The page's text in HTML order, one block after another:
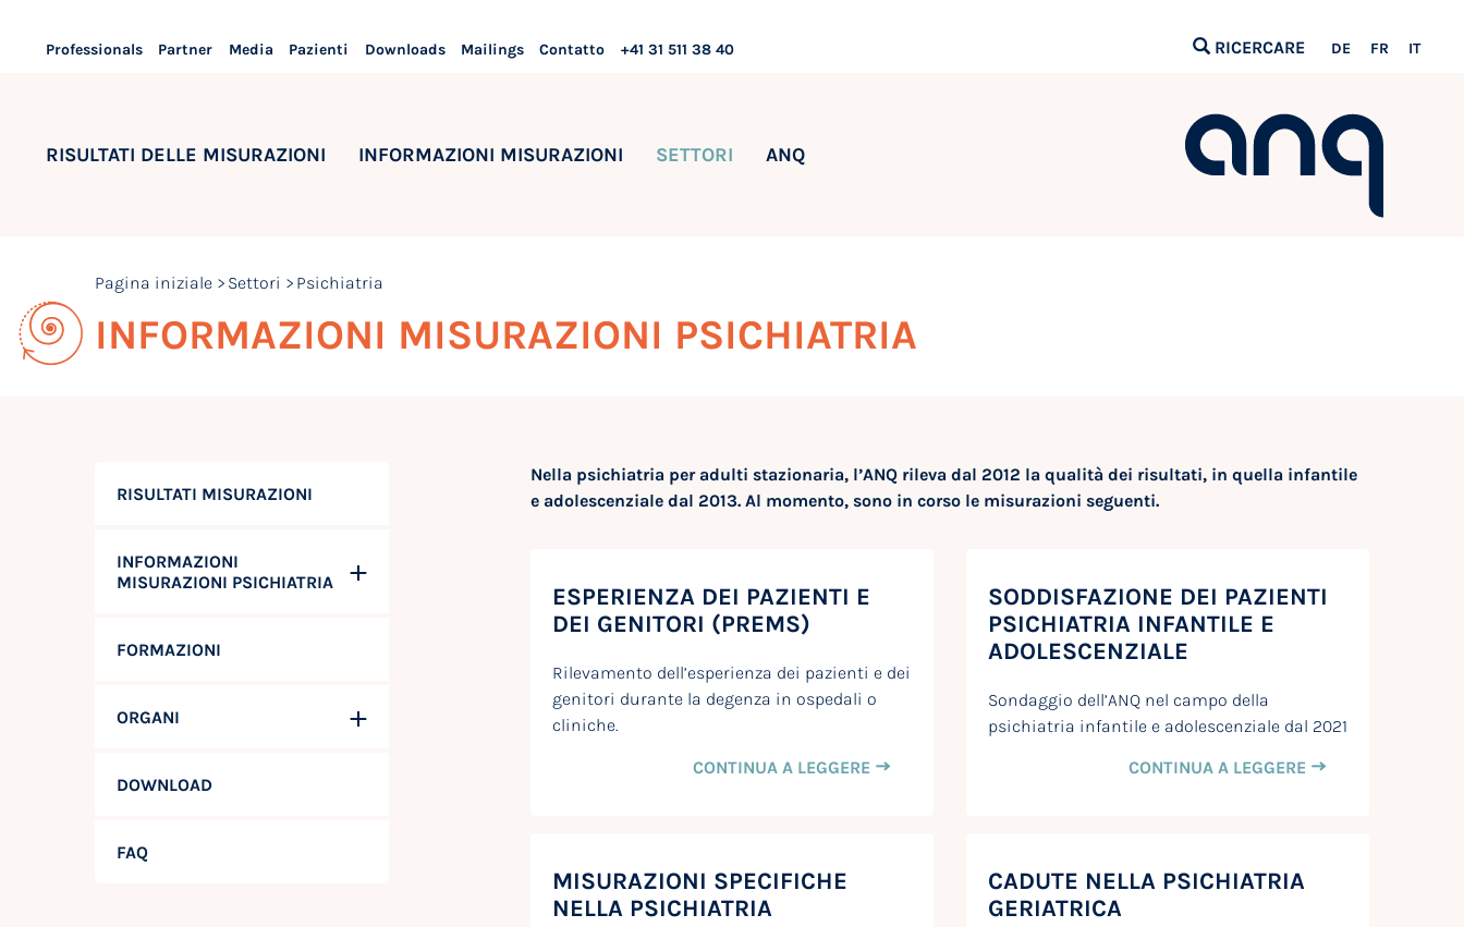
Professionals Partner Media Pazienti Downloads Mailings Contatto +41 31 511 38 40 RICERCARE DE FR IT
RISULTATI DELLE MISURAZIONI INFORMAZIONI MISURAZIONI SETTORI ANQ
Pagina iniziale Settori Psichiatria
INFORMAZIONI MISURAZIONI PSICHIATRIA
RISULTATI MISURAZIONI
INFORMAZIONI
MISURAZIONI PSICHIATRIA
FORMAZIONI
ORGANI
DOWNLOAD
FAQ
Nella psichiatria per adulti stazionaria, l’ANQ rileva dal 2012 la qualità dei risultati, in quella infantile
e adolescenziale dal 2013. Al momento, sono in corso le misurazioni seguenti.
ESPERIENZA DEI PAZIENTI E
DEI GENITORI (PREMS)
Rilevamento dell’esperienza dei pazienti e dei
genitori durante la degenza in ospedali o
cliniche.
CONTINUA A LEGGERE
SODDISFAZIONE DEI PAZIENTI
PSICHIATRIA INFANTILE E
ADOLESCENZIALE
Sondaggio dell’ANQ nel campo della
psichiatria infantile e adolescenziale dal 2021
CONTINUA A LEGGERE
MISURAZIONI SPECIFICHE
NELLA PSICHIATRIA
CADUTE NELLA PSICHIATRIA
GERIATRICA